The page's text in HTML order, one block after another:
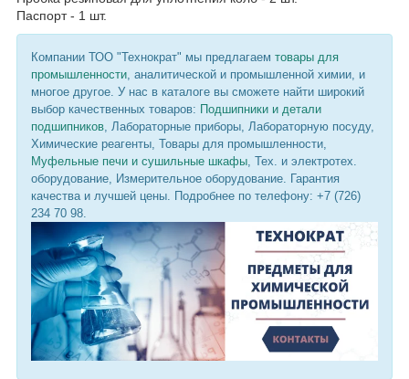
Паспорт - 1 шт.
Компании ТОО "Технократ" мы предлагаем товары для
промышленности , аналитической и промышленной химии, и
многое другое. У нас в каталоге вы сможете найти широкий
выбор качественных товаров: Подшипники и детали
подшипников , Лабораторные приборы, Лабораторную посуду,
Химические реагенты, Товары для промышленности,
Муфельные печи и сушильные шкафы , Тех. и электротех.
оборудование, Измерительное оборудование. Гарантия
качества и лучшей цены. Подробнее по телефону: +7 (726)
234 70 98.